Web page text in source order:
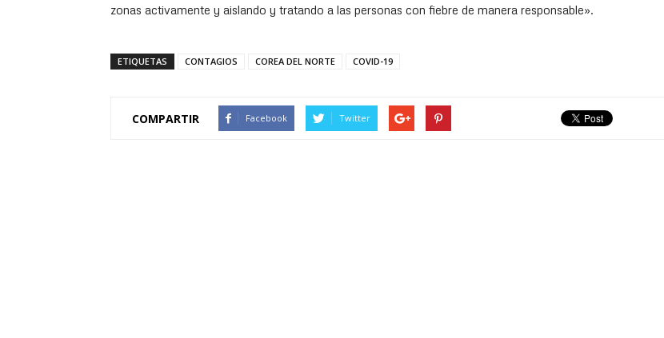
zonas activamente y aislando y tratando a las personas con fiebre de manera responsable».
ETIQUETAS CONTAGIOS COREA DEL NORTE COVID-19
COMPARTIR Facebook Twitter